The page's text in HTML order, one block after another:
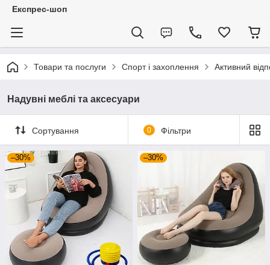
Експрес-шоп
Товари та послуги Спорт і захоплення Активний
Надувні меблі та аксесуари
Сортування 0 Фільтри
–30% –30%